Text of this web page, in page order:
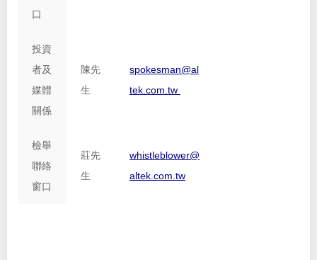
口
投資
者及
媒體
關係
陳先
生
spokesman@al
tek.com.tw
檢舉
聯絡
窗口
莊先
生
whistleblower@
altek.com.tw